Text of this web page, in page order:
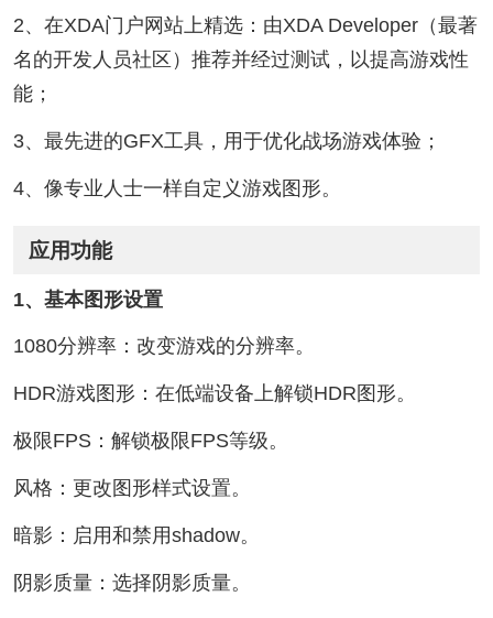
2、在XDA门户网站上精选：由XDA Developer（最著
名的开发人员社区）推荐并经过测试，以提高游戏性
能；
3、最先进的GFX工具，用于优化战场游戏体验；
4、像专业人士一样自定义游戏图形。
应用功能
1、基本图形设置
1080分辨率：改变游戏的分辨率。
HDR游戏图形：在低端设备上解锁HDR图形。
极限FPS：解锁极限FPS等级。
风格：更改图形样式设置。
暗影：启用和禁用shadow。
阴影质量：选择阴影质量。